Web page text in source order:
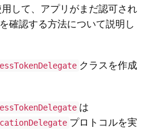
用して、アプリがまだ認可され
確認する方法について説明し
クラスを作成
は
プロトコルを実